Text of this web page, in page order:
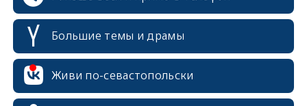
Большие темы и драмы
Живи по-севастопольски